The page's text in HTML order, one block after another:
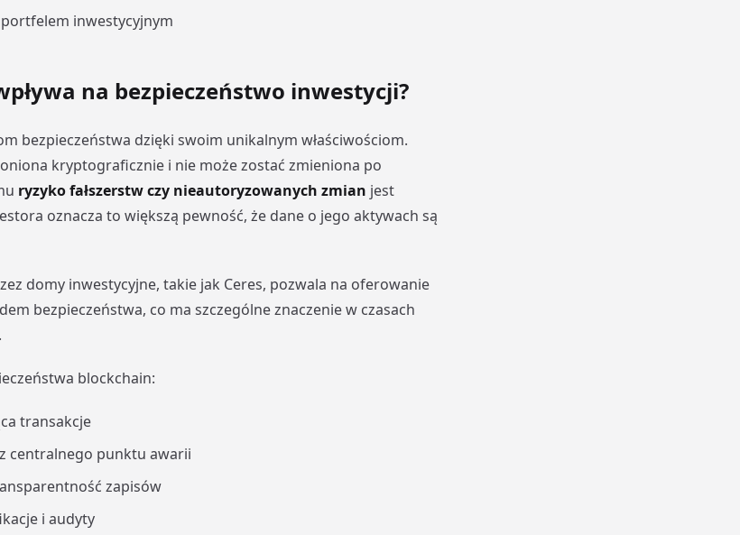
inwestycyjnym
na bezpieczeństwo inwestycji?
bezpieczeństwa dzięki swoim unikalnym właściwościom.
kryptograficznie i nie może zostać zmieniona po
ryzyko fałszerstw czy nieautoryzowanych zmian jest
oznacza to większą pewność, że dane o jego aktywach są
domy inwestycyjne, takie jak Ceres, pozwala na oferowanie
bezpieczeństwa, co ma szczególne znaczenie w czasach
blockchain:
transakcje
centralnego punktu awarii
zapisów
i audyty